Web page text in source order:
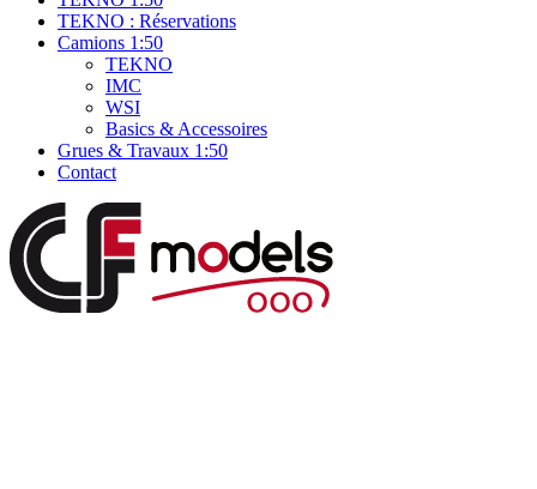
TEKNO : Réservations
Camions 1:50
TEKNO
IMC
WSI
Basics & Accessoires
Grues & Travaux 1:50
Contact